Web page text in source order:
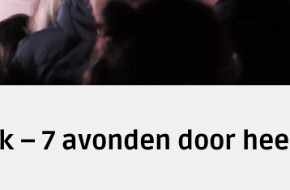
– 7 avonden door